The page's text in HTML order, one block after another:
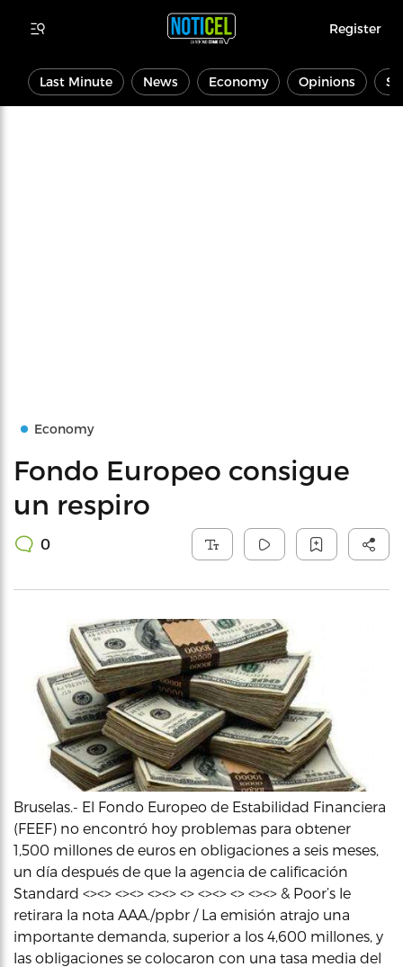
Register
Last Minute News Economy Opinions
Economy
Fondo Europeo consigue
un respiro
0
Bruselas.- El Fondo Europeo de Estabilidad Financiera
(FEEF) no encontró hoy problemas para obtener
1,500 millones de euros en obligaciones a seis meses,
un día después de que la agencia de calificación
Standard <><> <><> <><> <> <><> <> <><> & Poor’s le
retirara la nota AAA./ppbr / La emisión atrajo una
importante demanda, superior a los 4,600 millones, y
las obligaciones se colocaron con una tasa media del